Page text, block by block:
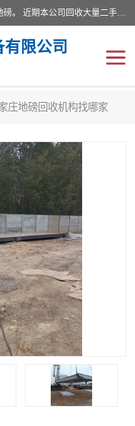
本公司常年出售回收二手地磅，回收出售二手地磅。 近期本公司回收大量二手地磅，型号齐全，宽度从2米到3.5米，长度5米到25米，承重吨位从10到200吨，成色7—9成新。 ? 使用年限6个月至2年，产品来源于个人闲置品，工矿企业停用品，因小换大而来。 精准度和新的一样， 二手地磅是内行人的选择，打个电话就省钱朋友您好等什么
限公司
庄地磅回收机构找哪家
打包机
品烘干机
机
动输送机
螺旋塔
撕碎机
撕碎机